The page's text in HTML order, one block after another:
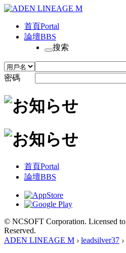
首頁Portal
論壇BBS
搜索
密碼
首頁Portal
論壇BBS
© NCSOFT Corporation. Licensed
Reserved.
ADEN LINEAGE M › leadsilver37 ›